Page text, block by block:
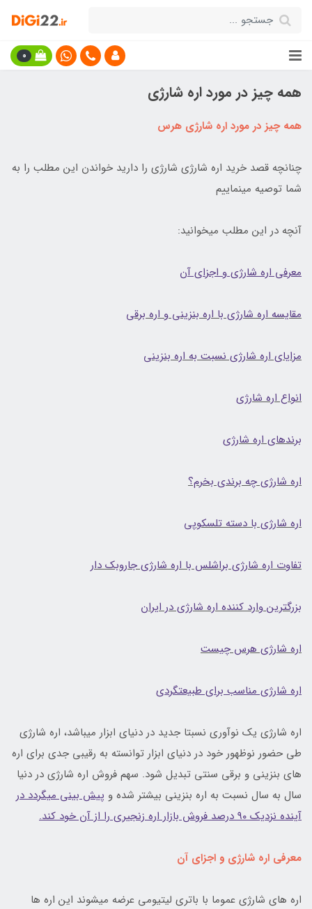
0
همه چیز در مورد اره شارژی
همه چیز در مورد اره شارژی هرس
چنانچه قصد خرید اره شارژی شارژی را دارید خواندن این مطلب را به
شما توصیه مینماییم
آنچه در این مطلب میخوانید:
معرفی اره شارژی و اجزای آن
مقایسه اره شارژی با اره بنزینی و اره برقی
مزایای اره شارژی نسبت به اره بنزینی
انواع اره شارژی
برندهای اره شارژی
اره شارژی چه برندی بخرم؟
اره شارژی با دسته تلسکوپی
تفاوت اره شارژی براشلس با اره شارژی جاروبک دار
بزرگترین وارد کننده اره شارژی در ایران
اره شارژی هرس چیست
اره شارژی مناسب برای طبیعتگردی
اره شارژی یک نوآوری نسبتا جدید در دنیای ابزار میباشد، اره شارژی
طی حضور نوظهور خود در دنیای ابزار توانسته به رقیبی جدی برای اره
های بنزینی و برقی سنتی تبدیل شود. سهم فروش اره شارژی در دنیا
سال به سال نسبت به اره بنزینی بیشتر شده و پیش بینی میگردد در
آینده نزدیک ۹۰ درصد فروش بازار اره زنجیری را از آن خود کند.
معرفی اره شارژی و اجزای آن
اره های شارژی عموما با باتری لیتیومی عرضه میشوند این اره ها